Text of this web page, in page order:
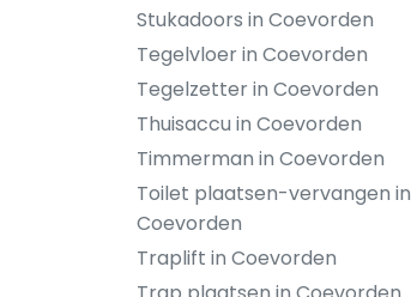
Stukadoors in Coevorden
Tegelvloer in Coevorden
Tegelzetter in Coevorden
Thuisaccu in Coevorden
Timmerman in Coevorden
Toilet plaatsen-vervangen in
Coevorden
Traplift in Coevorden